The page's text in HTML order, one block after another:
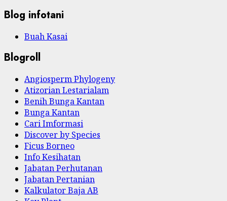
Blog infotani
Buah Kasai
Blogroll
Angiosperm Phylogeny
Atizorian Lestarialam
Benih Bunga Kantan
Bunga Kantan
Cari Imformasi
Discover by Species
Ficus Borneo
Info Kesihatan
Jabatan Perhutanan
Jabatan Pertanian
Kalkulator Baja AB